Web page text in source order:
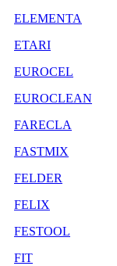
ELEMENTA
ETARI
EUROCEL
EUROCLEAN
FARECLA
FASTMIX
FELDER
FELIX
FESTOOL
FIT